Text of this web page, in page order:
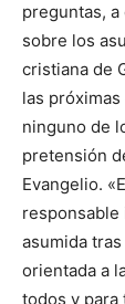
preguntas,
sobre los
cristiana de
las
ninguno de
pretensión
Evangelio.
responsable
asumida
orientada a
todos y para